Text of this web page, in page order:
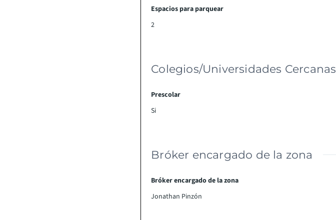
Espacios para parquear
2
Colegios/Universidades Cercanas
Prescolar
Si
Bróker encargado de la zona
Bróker encargado de la zona
Jonathan Pinzón